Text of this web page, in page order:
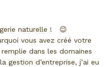
naturelle ! 😉
vous avez créé votre
dans les domaines
gestion d’entreprise, j’ai eu